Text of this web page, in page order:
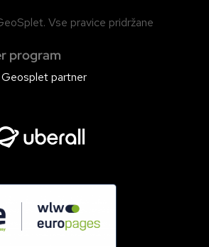
Vse pravice pridržane
program
partner